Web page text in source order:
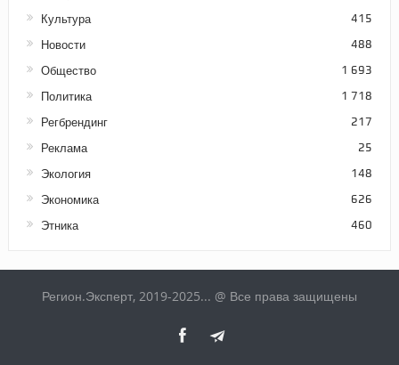
Культура 415
Новости 488
Общество 1 693
Политика 1 718
Регбрендинг 217
Реклама 25
Экология 148
Экономика 626
Этника 460
Регион.Эксперт, 2019-2025... @ Все права защищены